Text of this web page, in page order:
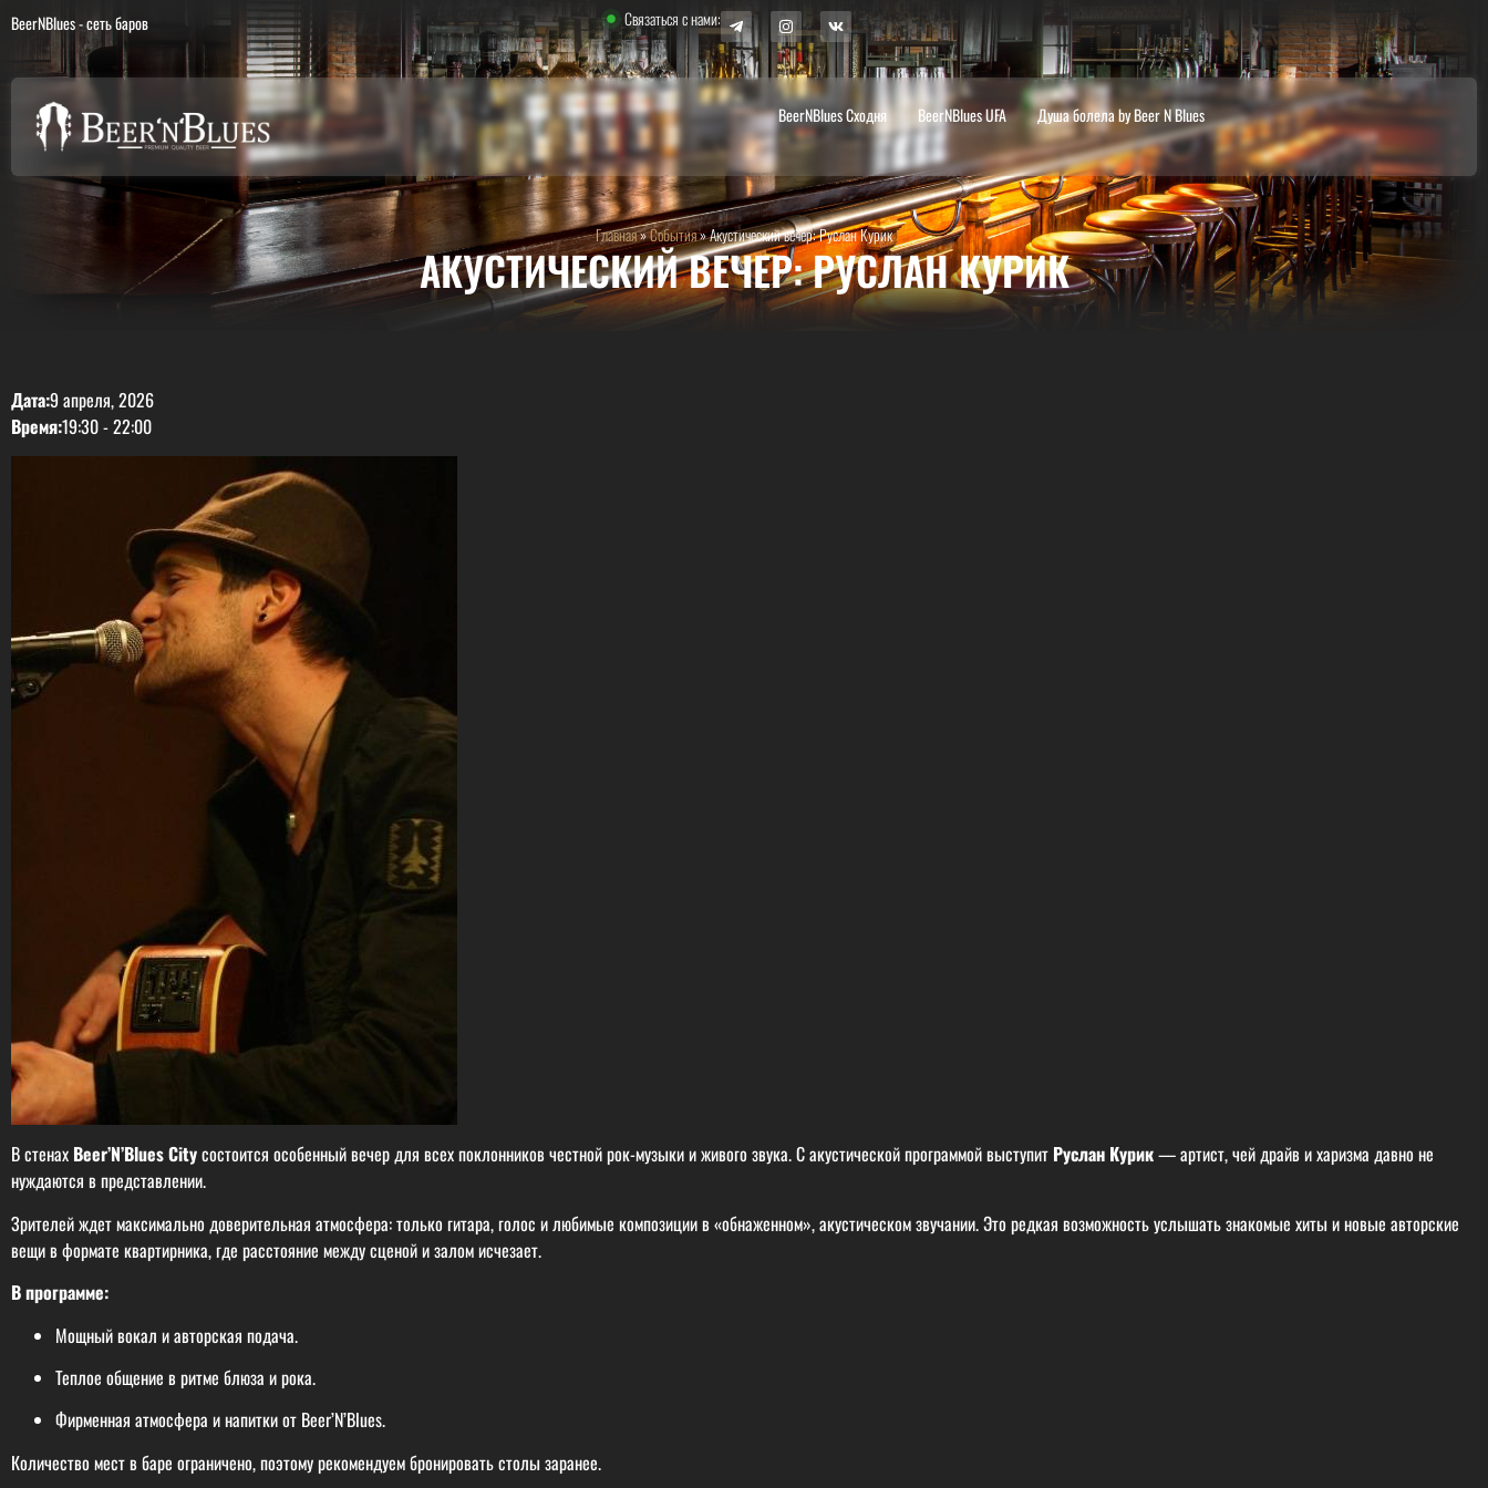
BeerNBlues - сеть баров Связаться с нами:
BeerNBlues Сходня BeerNBlues UFA Душа болела by Beer N Blues
Главная»События»Акустический вечер: Руслан Курик
АКУСТИЧЕСКИЙ ВЕЧЕР: РУСЛАН КУРИК
Дата:9 апреля, 2026
Время:19:30-22:00
В стенах Beer’N’Blues Cityсостоится особенный вечер для всех поклонников честной рок-музыки и живого звука. С акустической программой выступит Руслан Курик— артист, чей драйв и харизма давно не
нуждаются в представлении.
Зрителей ждет максимально доверительная атмосфера: только гитара, голос и любимые композиции в «обнаженном», акустическом звучании. Это редкая возможность услышать знакомые хиты и новые авторские
вещи в формате квартирника, где расстояние между сценой и залом исчезает.
В программе:
Мощный вокал и авторская подача.
Теплое общение в ритме блюза и рока.
Фирменная атмосфера и напитки от Beer’N’Blues.
Количество мест в баре ограничено, поэтому рекомендуем бронировать столы заранее.